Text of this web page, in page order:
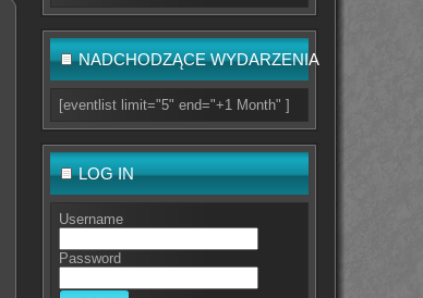
NADCHODZĄCE WYDARZENIA
[eventlist limit="5" end="+1 Month" ]
LOG IN
Username
Password